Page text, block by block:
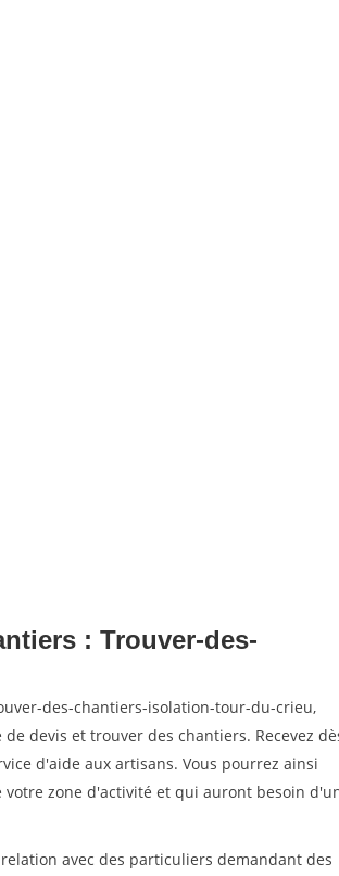
: Trouver-des-
des-chantiers-isolation-tour-du-crieu,
devis et trouver des chantiers. Recevez
d'aide aux artisans. Vous pourrez ainsi
zone d'activité et qui auront besoin
avec des particuliers demandant des